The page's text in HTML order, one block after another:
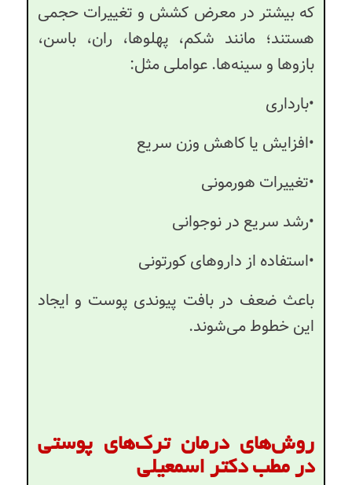
که بیشتر در معرض کشش و تغییرات حجمی
هستند؛ مانند شکم، پهلوها، ران، باسن،
بازوها و سینه‌ها. عواملی مثل:
•بارداری
•افزایش یا کاهش وزن سریع
•تغییرات هورمونی
•رشد سریع در نوجوانی
•استفاده از داروهای کورتونی
باعث ضعف در بافت پیوندی پوست و ایجاد
این خطوط می‌شوند.
روش‌های درمان ترک‌های پوستی
در مطب دکتر اسمعیلی